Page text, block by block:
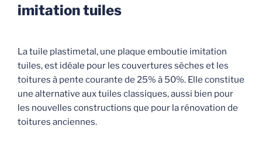
imitation tuiles
La tuile plastimetal, une plaque emboutie imitation
tuiles, est idéale pour les couvertures sèches et les
toitures à pente courante de 25% à 50%. Elle constitue
une alternative aux tuiles classiques, aussi bien pour
les nouvelles constructions que pour la rénovation de
toitures anciennes.